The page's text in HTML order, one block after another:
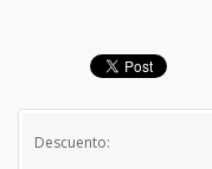
Descuento: